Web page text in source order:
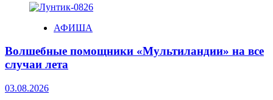
АФИША
Волшебные помощники «Мультиландии» на все
случаи лета
03.08.2026